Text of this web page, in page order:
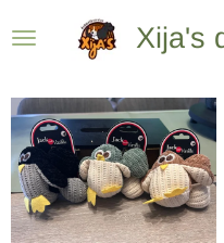
de
hoofdinhoud
Xija's